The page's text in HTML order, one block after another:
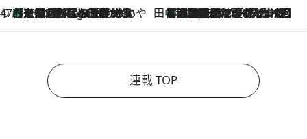
47都道府県の手みやげ ひんやりスイーツで夏を満喫
9 Hours Ago
【京都府】この夏絶対食べたい 冷やしておいしいおやつ3選 ひと口目から心を掴む新緑のテリーヌ 田中稲の勝手に再ブーム
2026.8.7
「湘南乃風に憧れて」観客大盛上がりの“タオル回し”に、ラッパー顔負けの高速歌唱まで…さだまさし（74）のアグレッシブすぎる現在地
連載 TOP